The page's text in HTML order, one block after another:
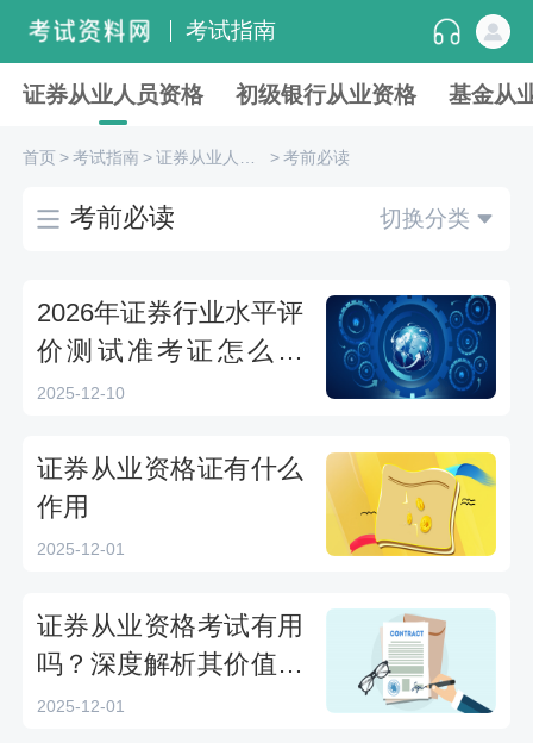
考试指南
证券从业人员资格 初级银行从业资格 基金从
首页>考试指南> > 考前必读
考前必读 切换分类
2026年证券行业水平评
价测试准考证怎么打
印？
2025-12-10
证券从业资格证有什么
作用
2025-12-01
证券从业资格考试有用
吗？深度解析其价值与
前景
2025-12-01